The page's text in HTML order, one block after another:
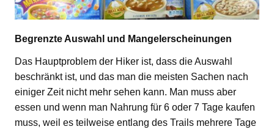
Begrenzte Auswahl und Mangelerscheinungen
Das Hauptproblem der Hiker ist, dass die Auswahl
beschränkt ist, und das man die meisten Sachen nach
einiger Zeit nicht mehr sehen kann. Man muss aber
essen und wenn man Nahrung für 6 oder 7 Tage kaufen
muss, weil es teilweise entlang des Trails mehrere Tage